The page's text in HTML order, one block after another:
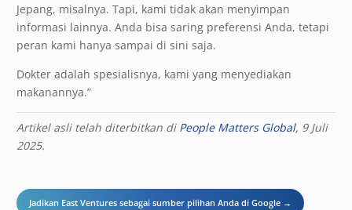
Jepang, misalnya. Tapi, kami tidak akan menyimpan
informasi lainnya. Anda bisa saring preferensi Anda, tetapi
peran kami hanya sampai di sini saja.
Dokter adalah spesialisnya, kami yang menyediakan
makanannya.”
Artikel asli telah diterbitkan di People Matters Global, 9 Juli
2025.
Jadikan East Ventures sebagai sumber pilihan Anda di Google →